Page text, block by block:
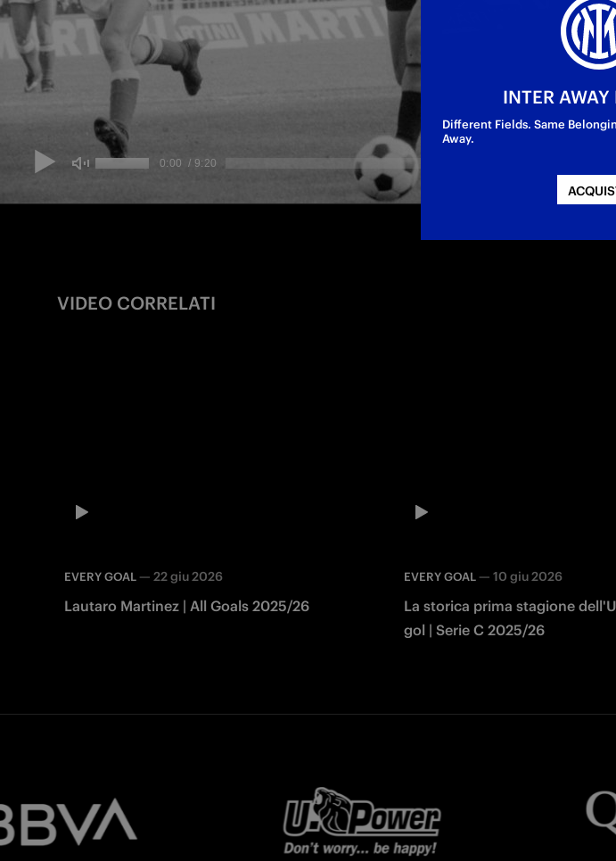
VIDEO CORRELATI
EVERY GOAL — 22 giu 2026
Lautaro Martinez | All Goals 2025/26
EVERY GOAL— 10 giu 2026
La storica prima stagione
gol | Serie C 2025/26
INTER
Different Fields. Same
Away.